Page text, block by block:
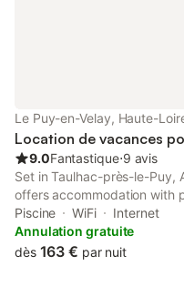
Le Puy-en-Velay, Haute-
Location de vacances
9.0Fantastique⋅9 avis
Set in Taulhac-près-le-Puy,
offers accommodation with
private parking for guests
accommodation is 3.6 km
Piscine WiFi
Internet
Annulation gratuite
dès 163 € par nuit